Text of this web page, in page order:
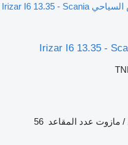
الباص السياحي Irizar I6 13.35 - Scania
Irizar I6 13.35 -
/ مازوت عدد المقاعد 56